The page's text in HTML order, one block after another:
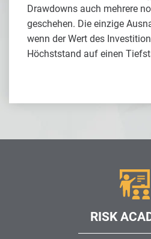
Drawdowns auch mehrere
geschehen. Die einzige
wenn der Wert des
Höchststand auf einen
RISK